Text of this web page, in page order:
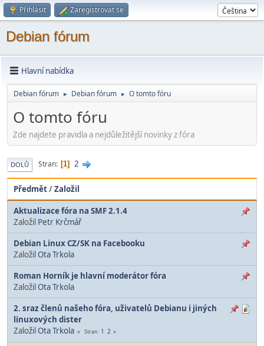
Přihlásit Zaregistrovat se
Debian fórum
Hlavní nabídka
Debian fórum ► Debian fórum ► O tomto fóru
O tomto fóru
Zde najdete pravidla a nejdůležitější novinky z fóra
DOLŮ Stran 1 2
Předmět/Založil
Aktualizace fóra na SMF 2.1.4
Založil Petr Krčmář
Debian Linux CZ/SK na Facebooku
Založil Ota Trkola
Roman Horník je hlavní moderátor fóra
Založil Ota Trkola
2. sraz členů našeho fóra, uživatelů Debianu i jiných
linuxových dister
Založil Ota Trkola Stran 1 2